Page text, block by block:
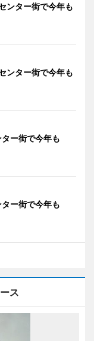
ンター街で今年も
ンター街で今年も
ー街で今年も
ー街で今年も
ス